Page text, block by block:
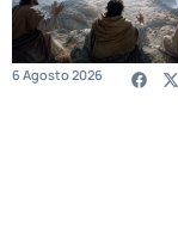
6 Agosto 2026